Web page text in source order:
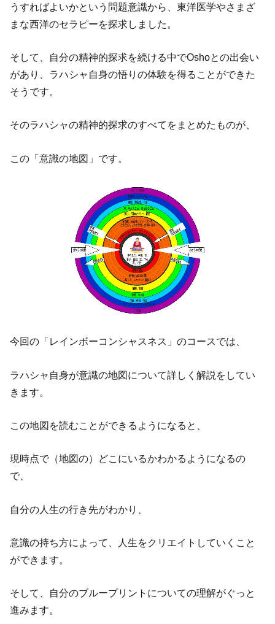
うすればよいかという問題意識から、東洋医学やさまざ
まな西洋のセラピーを探求しました。
そして、自分の精神的探求を続ける中でOshoとの出会い
があり、ラハシャ自身の悟りの体験を得ることができた
そうです。
そのラハシャの精神的探求のすべてをまとめたものが、
この「意識の地図」です。
今回の「レインボーコンシャスネス」のコースでは、
ラハシャ自身が意識の地図について詳しく解説をしてい
きます。
この地図を読むことができるようになると、
現時点で（地図の）どこにいるかわかるようになるの
で、
自分の人生の行き先がわかり、
意識の持ち方によって、人生をクリエイトしていくこと
ができます。
そして、自分のブループリントについての理解がぐっと
進みます。